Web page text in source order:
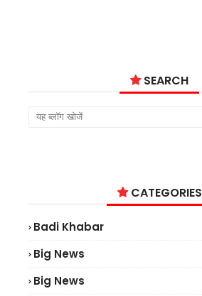
SEARCH
CATEGORIES
Badi Khabar
Big News
Big News